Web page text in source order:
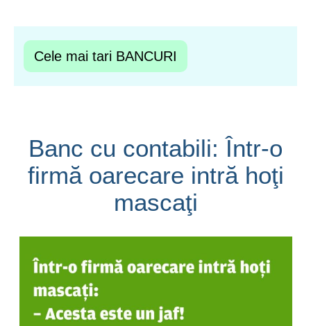
Cele mai tari BANCURI
Banc cu contabili: Într-o
firmă oarecare intră hoţi
mascaţi